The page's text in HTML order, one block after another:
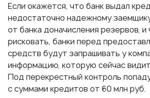
Если окажется, что банк выдал
недостаточно надежному
от банка доначисления резервов,
рисковать, банки перед
средств будут запрашивать у
информацию, которую сейчас
Под перекрестный контроль
с суммами кредитов от 60 млн руб.